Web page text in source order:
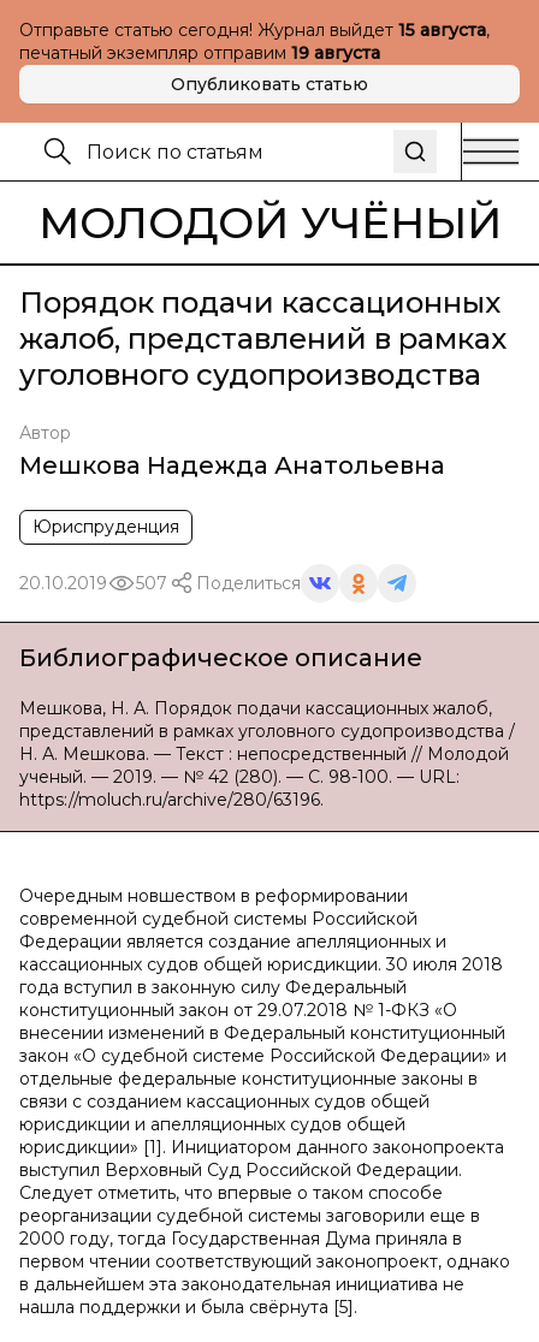
Отправьте статью сегодня! Журнал выйдет 15 августа,
печатный экземпляр отправим 19 августа
Опубликовать статью
МОЛОДОЙ УЧЁНЫЙ
Порядок подачи кассационных
жалоб, представлений в рамках
уголовного судопроизводства
Автор
Мешкова Надежда Анатольевна
Юриспруденция
20.10.2019 507 Поделиться
Библиографическое описание
Мешкова, Н. А. Порядок подачи кассационных жалоб,
представлений в рамках уголовного судопроизводства /
Н. А. Мешкова. — Текст : непосредственный // Молодой
ученый. — 2019. — № 42 (280). — С. 98-100. — URL:
https://moluch.ru/archive/280/63196.
Очередным новшеством в реформировании
современной судебной системы Российской
Федерации является создание апелляционных и
кассационных судов общей юрисдикции. 30 июля 2018
года вступил в законную силу Федеральный
конституционный закон от 29.07.2018 № 1-ФКЗ «О
внесении изменений в Федеральный конституционный
закон «О судебной системе Российской Федерации» и
отдельные федеральные конституционные законы в
связи с созданием кассационных судов общей
юрисдикции и апелляционных судов общей
юрисдикции» [1]. Инициатором данного законопроекта
выступил Верховный Суд Российской Федерации.
Следует отметить, что впервые о таком способе
реорганизации судебной системы заговорили еще в
2000 году, тогда Государственная Дума приняла в
первом чтении соответствующий законопроект, однако
в дальнейшем эта законодательная инициатива не
нашла поддержки и была свёрнута [5].